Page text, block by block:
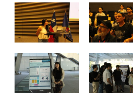
Zoom Zoom
Zoom Zoom